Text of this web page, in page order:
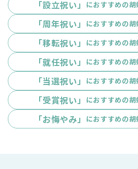
「設立祝い」 におすすめの
「周年祝い」 におすすめの
「移転祝い」 におすすめの
「就任祝い」 におすすめの
「当選祝い」 におすすめの
「受賞祝い」 におすすめの
「お悔やみ」 におすすめの